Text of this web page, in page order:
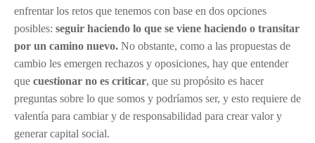
enfrentar los retos que tenemos con base en dos opciones
posibles: seguir haciendo lo que se viene haciendo o transitar
por un camino nuevo. No obstante, como a las propuestas de
cambio les emergen rechazos y oposiciones, hay que entender
que cuestionar no es criticar, que su propósito es hacer
preguntas sobre lo que somos y podríamos ser, y esto requiere de
valentía para cambiar y de responsabilidad para crear valor y
generar capital social.